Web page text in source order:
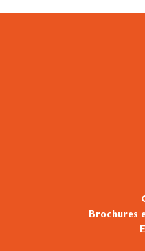
Brochures